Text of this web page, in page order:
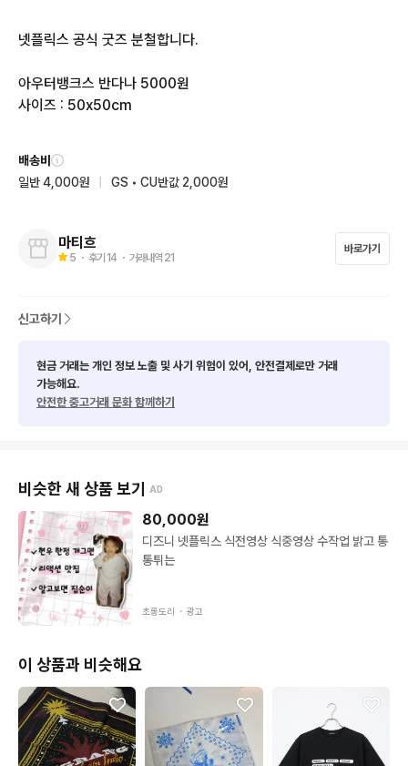
넷플릭스 공식 굿즈 분철합니다.
아우터뱅크스 반다나 5000원
사이즈 : 50x50cm
배송비
일반 4,000원
GS • CU반값 2,000원
마티흐
5 ・ 후기 14 ・ 거래내역 21
바로가기
신고하기
현금 거래는 개인 정보 노출 및 사기 위험이 있어, 안전결제로만 거래
가능해요.
안전한 중고거래 문화 함께하기
비슷한 새 상품 보기 AD
80,000원
디즈니 넷플릭스 식전영상 식중영상 수작업 밝고 통
통튀는
초롱도리 ・ 광고
이 상품과 비슷해요